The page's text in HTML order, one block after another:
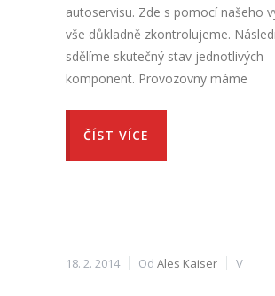
autoservisu. Zde s pomocí našeho
vše důkladně zkontrolujeme.
sdělíme skutečný stav jednotlivých
komponent. Provozovny máme
ČÍST VÍCE
18. 2. 2014 Od Ales Kaiser V